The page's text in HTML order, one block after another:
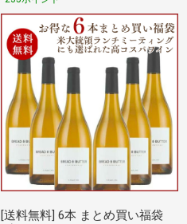
[送料無料] 6本 まとめ買い福袋